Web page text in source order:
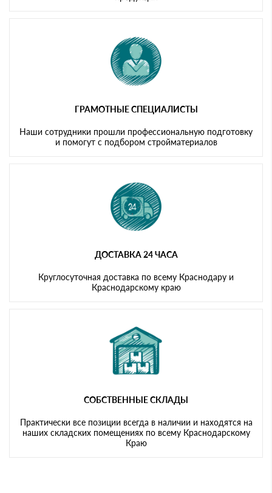
ГРАМОТНЫЕ СПЕЦИАЛИСТЫ
Наши сотрудники прошли профессиональную подготовку
и помогут с подбором стройматериалов
ДОСТАВКА 24 ЧАСА
Круглосуточная доставка по всему Краснодару и
Краснодарскому краю
СОБСТВЕННЫЕ СКЛАДЫ
Практически все позиции всегда в наличии и находятся на
наших складских помещениях по всему Краснодарскому
Краю